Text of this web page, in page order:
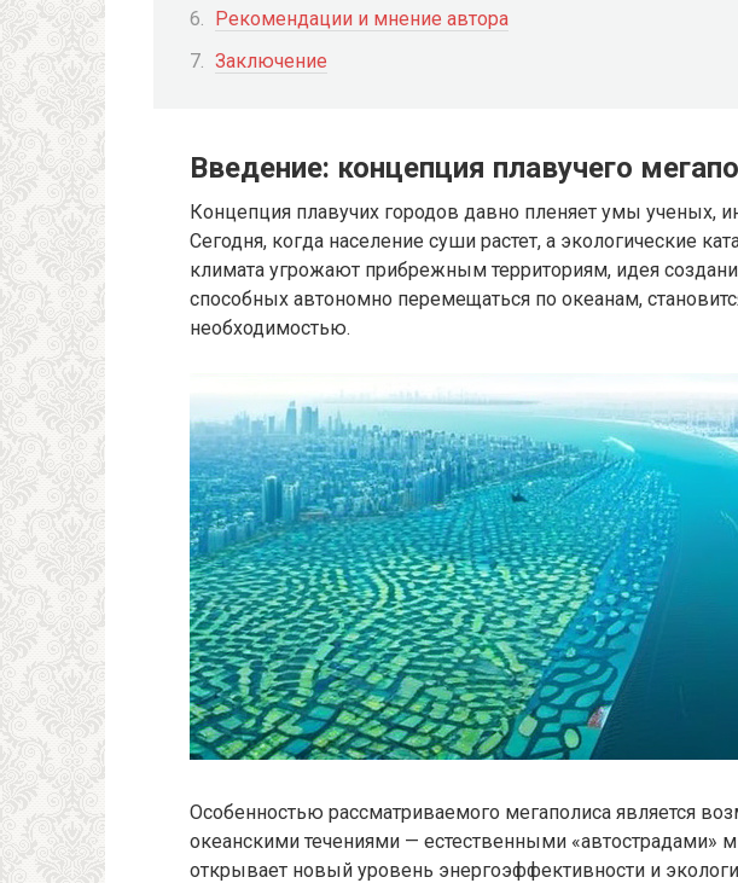
Рекомендации и мнение автора
Заключение
Введение: концепция плавучего
Концепция плавучих городов давно пленяет умы ученых,
Сегодня, когда население суши растет, а экологические
климата угрожают прибрежным территориям, идея
способных автономно перемещаться по океанам,
необходимостью.
Особенностью рассматриваемого мегаполиса является
океанскими течениями — естественными «автострадами»
открывает новый уровень энергоэффективности и